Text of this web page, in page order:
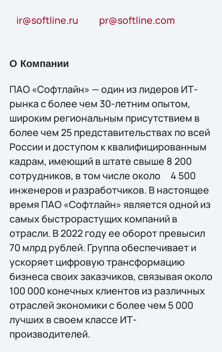
ir@softline.ru pr@softline.com
О Компании
ПАО «Софтлайн» — один из лидеров ИТ-
рынка с более чем 30-летним опытом,
широким региональным присутствием в
более чем 25 представительствах по всей
России и доступом к квалифицированным
кадрам, имеющий в штате свыше 8 200
сотрудников, в том числе около 4 500
инженеров и разработчиков. В настоящее
время ПАО «Софтлайн» является одной из
самых быстрорастущих компаний в
отрасли. В 2022 году ее оборот превысил
70 млрд рублей. Группа обеспечивает и
ускоряет цифровую трансформацию
бизнеса своих заказчиков, связывая около
100 000 конечных клиентов из различных
отраслей экономики с более чем 5 000
лучших в своем классе ИТ-
производителей.